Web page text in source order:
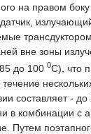
на правом
вне зоны
до 1000С), что
составляет -
в комбинации с
Путем